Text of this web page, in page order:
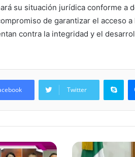
su situación jurídica conforme a
de garantizar el acceso
contra la integridad y el
Twitter